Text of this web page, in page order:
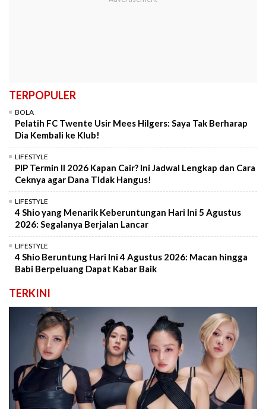
TERPOPULER
BOLA
Pelatih FC Twente Usir Mees Hilgers: Saya Tak Berharap
Dia Kembali ke Klub!
LIFESTYLE
PIP Termin II 2026 Kapan Cair? Ini Jadwal Lengkap dan Cara
Ceknya agar Dana Tidak Hangus!
LIFESTYLE
4 Shio yang Menarik Keberuntungan Hari Ini 5 Agustus
2026: Segalanya Berjalan Lancar
LIFESTYLE
4 Shio Beruntung Hari Ini 4 Agustus 2026: Macan hingga
Babi Berpeluang Dapat Kabar Baik
TERKINI